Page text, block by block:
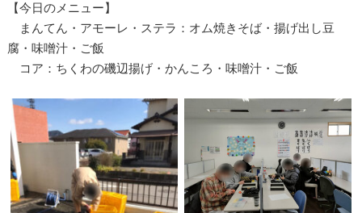
【今日のメニュー】
まんてん・アモーレ・ステラ：オム焼きそば・揚げ出し豆
腐・味噌汁・ご飯
コア：ちくわの磯辺揚げ・かんころ・味噌汁・ご飯